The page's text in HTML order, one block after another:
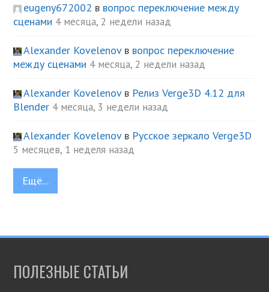
eugeny672002 в вопрос переключение между
сценами 4 месяца, 2 недели назад
Alexander Kovelenovв вопрос переключение
между сценами 4 месяца, 2 недели назад
Alexander Kovelenovв Релиз Verge3D 4.12 для
Blender 4 месяца, 3 недели назад
Alexander Kovelenovв Русское зеркало Verge3D
5 месяцев, 1 неделя назад
Ещё...
ПОЛЕЗНЫЕ СТАТЬИ